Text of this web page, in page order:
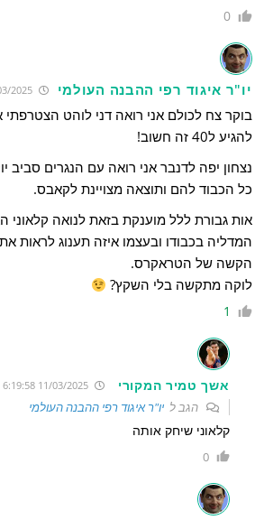
0
יו"ר איגוד רפי ההבנה העולמי 11/03/2025 6:06:44
בוקר צח לכולם אני רואה דני לוהט הצטרפתי
להגיע ל40 זה חשוב!
נצחון יפה לדנבר אני רואה עם הנגרים סביב
כל הכבוד להם ותוצאה מצויינת לקאבס.
אות גבורת ללל מוענקת בזאת לנואה
המדליה בכבודו ובעצמו איזה תענוג לראות
הקשה של הטראקרס.
לוקה מתקשה בלי השקץ?
1
אשך טמיר המקורי
הגב ליו"ר איגוד רפי ההבנה העולמי
קלאוני שיחק אותה
0